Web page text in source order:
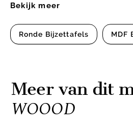
Bekijk meer
Ronde Bijzettafels MDF
Meer van dit
WOOOD